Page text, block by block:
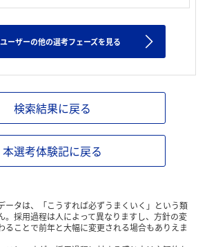
ーザーの他の選考フェーズを見る
検索結果に戻る
本選考体験記に戻る
ータは、「こうすれば必ずうまくいく」という類
。採用過程は人によって異なりますし、方針の変
ることで前年と大幅に変更される場合もありえま